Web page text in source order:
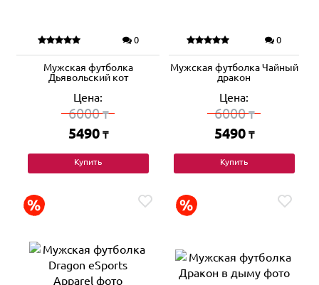
0
Мужская футболка
Дьявольский кот
Цена:
6000₸
5490 ₸
Купить
0
Мужская футболка Чайный
дракон
Цена:
6000₸
5490 ₸
Купить